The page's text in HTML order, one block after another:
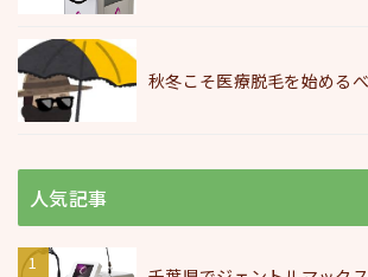
秋冬こそ医療脱毛を始める
人気記事